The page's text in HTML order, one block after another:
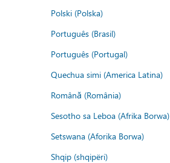
Polski (Polska)
Português (Brasil)
Português (Portugal)
Quechua simi (America Latina)
Română (România)
Sesotho sa Leboa (Afrika Borwa)
Setswana (Aforika Borwa)
Shqip (shqipëri)